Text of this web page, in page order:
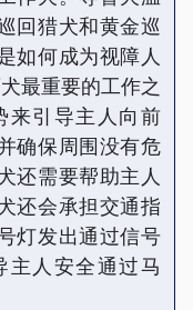
回猎犬和黄金巡
如何成为视障人
最重要的工作之
来引导主人向前
确保周围没有危
还需要帮助主人
还会承担交通指
灯发出通过信号
人安全通过马